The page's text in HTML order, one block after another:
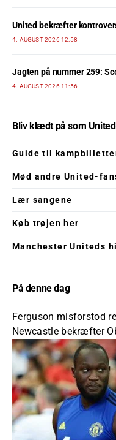
United bekræfter
4. AUGUST 2026 12:58
Jagten på nummer 259:
4. AUGUST 2026 11:56
Bliv klædt på som
Guide til
Mød andre United-
Lær sangene
Køb trøjen her
Manchester Uniteds
På denne dag
Ferguson misforstod
Newcastle bekræfter